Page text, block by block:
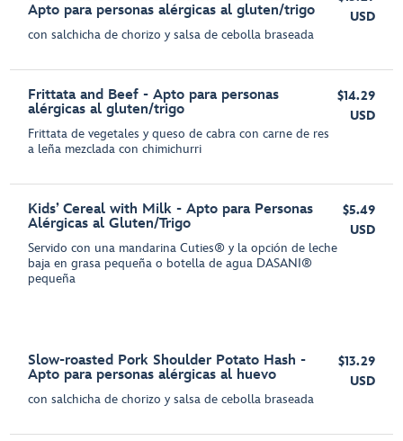
Apto para personas alérgicas al gluten/trigo
con salchicha de chorizo y salsa de cebolla braseada
USD
Frittata and Beef - Apto para personas
alérgicas al gluten/trigo
Frittata de vegetales y queso de cabra con carne de res
a leña mezclada con chimichurri
$14.29
USD
Kids’ Cereal with Milk - Apto para Personas
Alérgicas al Gluten/Trigo
Servido con una mandarina Cuties® y la opción de leche
baja en grasa pequeña o botella de agua DASANI®
pequeña
$5.49
USD
Slow-roasted Pork Shoulder Potato Hash -
Apto para personas alérgicas al huevo
con salchicha de chorizo y salsa de cebolla braseada
$13.29
USD